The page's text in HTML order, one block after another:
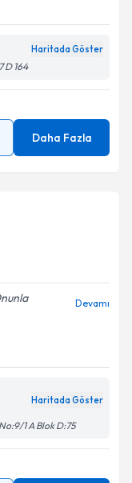
Haritada Göster
D 164
Daha Fazla
Devamı
Haritada Göster
1 A Blok D:75